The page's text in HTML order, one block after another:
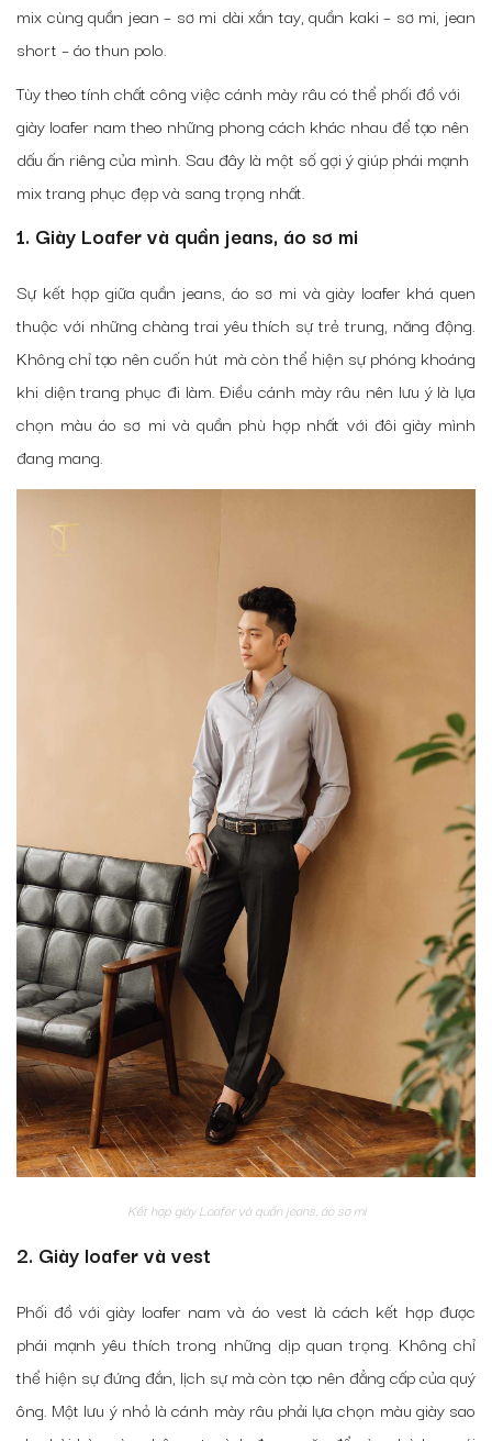
mix cùng quần jean – sơ mi dài xắn tay, quần kaki – sơ mi, jean
short – áo thun polo.
Tùy theo tính chất công việc cánh mày râu có thể phối đồ với
giày loafer nam theo những phong cách khác nhau để tạo nên
dấu ấn riêng của mình. Sau đây là một số gợi ý giúp phái mạnh
mix trang phục đẹp và sang trọng nhất.
1. Giày Loafer và quần jeans, áo sơ mi
Sự kết hợp giữa quần jeans, áo sơ mi và giày loafer khá quen
thuộc với những chàng trai yêu thích sự trẻ trung, năng động.
Không chỉ tạo nên cuốn hút mà còn thể hiện sự phóng khoáng
khi diện trang phục đi làm. Điều cánh mày râu nên lưu ý là lựa
chọn màu áo sơ mi và quần phù hợp nhất với đôi giày mình
đang mang.
Kết hợp giày Loafer và quần jeans, áo sơ mi
2. Giày loafer và vest
Phối đồ với giày loafer nam và áo vest là cách kết hợp được
phái mạnh yêu thích trong những dịp quan trọng. Không chỉ
thể hiện sự đứng đắn, lịch sự mà còn tạo nên đẳng cấp của quý
ông. Một lưu ý nhỏ là cánh mày râu phải lựa chọn màu giày sao